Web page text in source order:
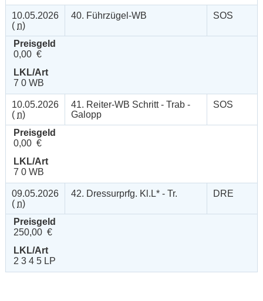
10.05.2026
( n)
40. Führzügel-WB SOS
Preisgeld
0,00 €
LKL/Art
7 0 WB
10.05.2026
( n)
41. Reiter-WB Schritt - Trab -
Galopp
SOS
Preisgeld
0,00 €
LKL/Art
7 0 WB
09.05.2026
( n)
42. Dressurprfg. Kl.L* - Tr. DRE
Preisgeld
250,00 €
LKL/Art
2 3 4 5 LP